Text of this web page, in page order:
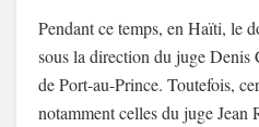
Pendant ce temps, en Haïti, le
sous la direction du juge Denis
de Port-au-Prince. Toutefois,
notamment celles du juge Jean